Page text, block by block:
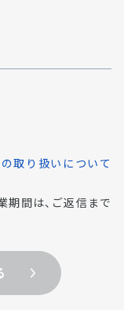
取り扱いについて
期間は、ご返信まで